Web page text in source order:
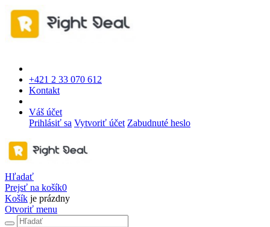
+421 2 33 070 612
Kontakt
Váš účet
Prihlásiť sa Vytvoriť účet Zabudnuté heslo
Hľadať
Prejsť na košík0
Košík je prázdny
Otvoriť menu